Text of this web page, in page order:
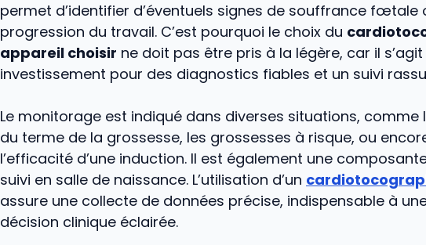
permet d’identifier d’éventuels signes de souffrance fœtale
progression du travail. C’est pourquoi le choix du
appareil choisir ne doit pas être pris à la légère, car il s’agit
investissement pour des diagnostics fiables et un suivi
Le monitorage est indiqué dans diverses situations, comme
du terme de la grossesse, les grossesses à risque, ou
l’efficacité d’une induction. Il est également une
suivi en salle de naissance. L’utilisation d’un
assure une collecte de données précise, indispensable à
décision clinique éclairée.